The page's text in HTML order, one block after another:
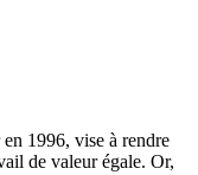
1996, vise à rendre
de valeur égale. Or,